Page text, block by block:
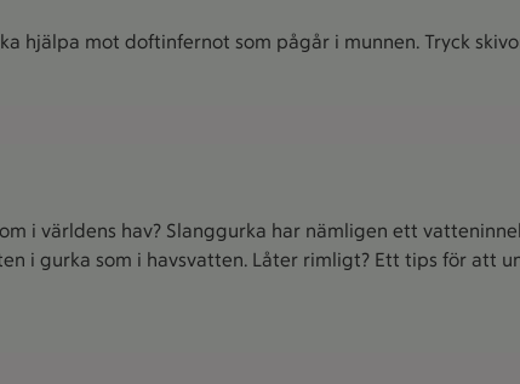
hjälpa mot doftinfernot som pågår i munnen. Tryck
i världens hav? Slanggurka har nämligen ett
i gurka som i havsvatten. Låter rimligt? Ett tips för att